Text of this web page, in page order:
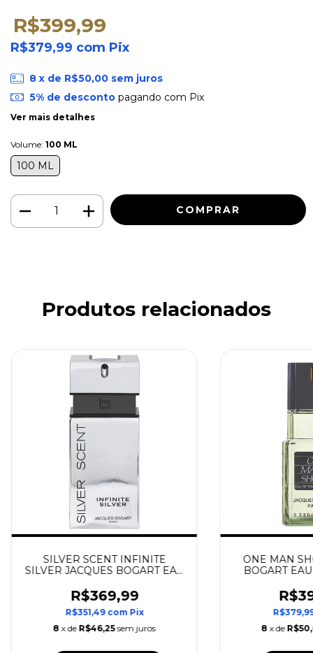
R$399,99
R$379,99 com Pix
8 x de R$50,00 sem juros
5% de descontopagando com Pix
Ver mais detalhes
Volume: 100 ML
100 ML
Produtos relacionados
SILVER SCENT INFINITE
SILVER JACQUES BOGART EAU
R$369,99
R$351,49 com Pix
8 x de R$46,25 sem juros
ONE MAN
BOGART
8 x de